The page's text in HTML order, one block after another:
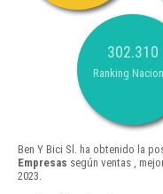
302.310
Ranking
Ben Y Bici Sl. ha obtenido la
Empresas según ventas ,
2023.